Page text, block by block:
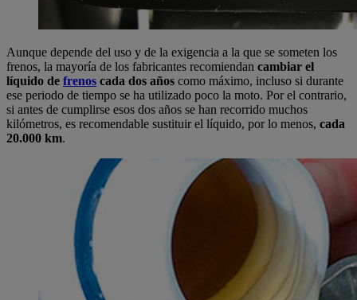
Aunque depende del uso y de la exigencia a la que se someten los
frenos, la mayoría de los fabricantes recomiendan cambiar el
líquido de frenos cada dos años como máximo, incluso si durante
ese periodo de tiempo se ha utilizado poco la moto. Por el contrario,
si antes de cumplirse esos dos años se han recorrido muchos
kilómetros, es recomendable sustituir el líquido, por lo menos, cada
20.000 km.